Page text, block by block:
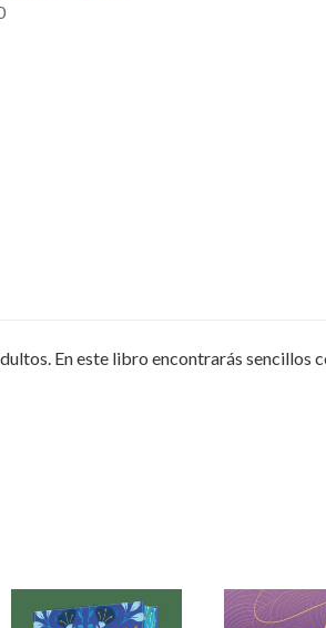
En este libro encontrarás sencillos